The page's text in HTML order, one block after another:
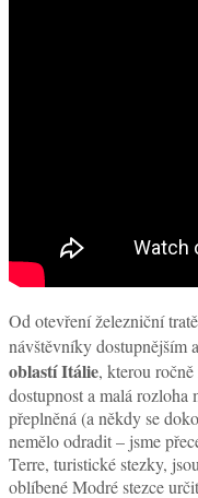
Od otevření železniční
návštěvníky dostupnějším
oblastí Itálie, kterou
dostupnost a malá rozloha
přeplněná (a někdy se
nemělo odradit – jsme
Terre, turistické stezky,
oblíbené Modré stezce